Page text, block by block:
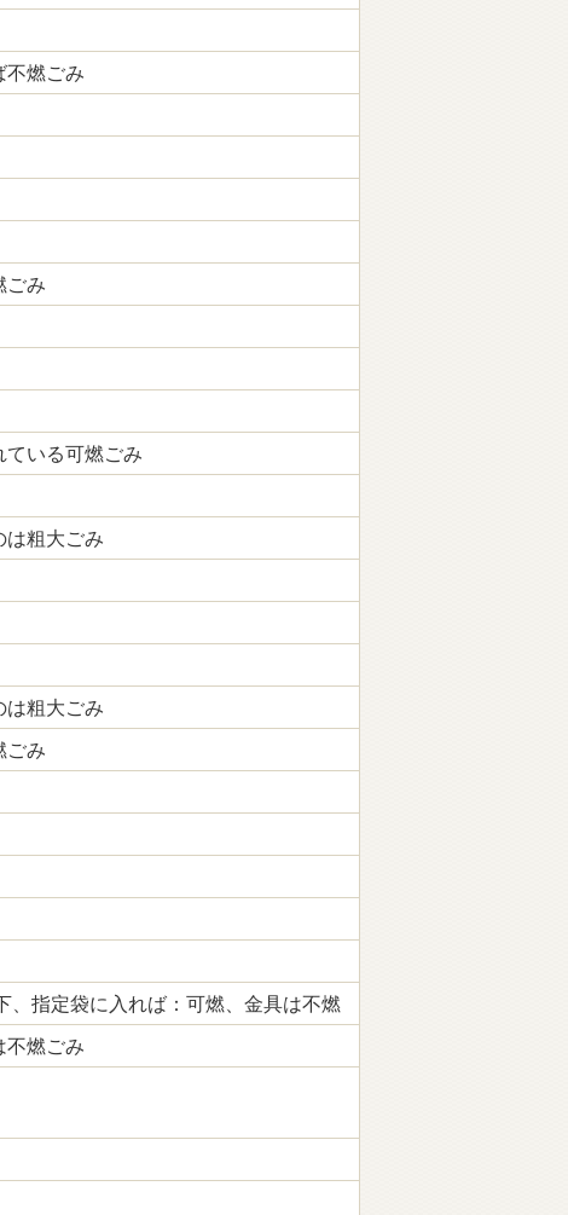
不燃ごみ
ごみ
いる可燃ごみ
は粗大ごみ
は粗大ごみ
ごみ
、指定袋に入れば：可燃、金具は不燃
不燃ごみ